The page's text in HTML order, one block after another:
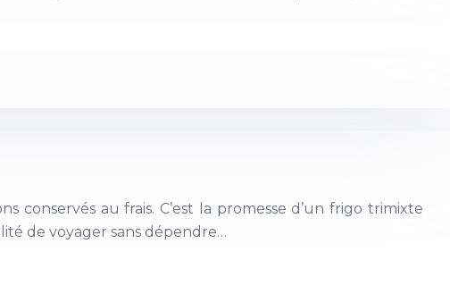
conservés au frais. C’est la promesse d’un frigo trimixte
de voyager sans dépendre…